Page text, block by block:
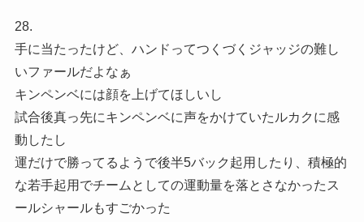
28.
手に当たったけど、ハンドってつくづくジャッジの難し
いファールだよなぁ
キンペンベには顔を上げてほしいし
試合後真っ先にキンペンベに声をかけていたルカクに感
動したし
運だけで勝ってるようで後半5バック起用したり、積極的
な若手起用でチームとしての運動量を落とさなかったス
ールシャールもすごかった